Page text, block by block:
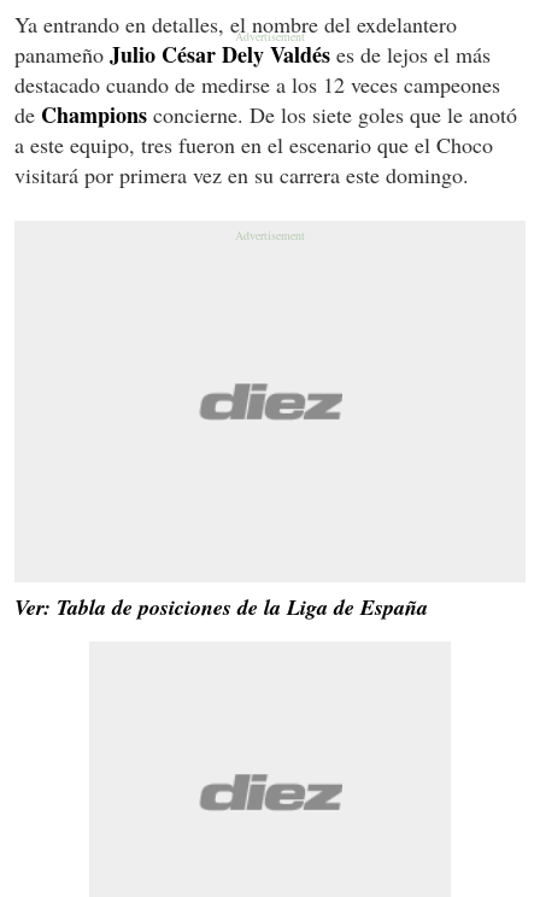
Ya entrando en detalles, el nombre del exdelantero
panameño Julio César Dely Valdés es de lejos el más
destacado cuando de medirse a los 12 veces campeones
de Champions concierne. De los siete goles que le anotó
a este equipo, tres fueron en el escenario que el Choco
visitará por primera vez en su carrera este domingo.
Ver: Tabla de posiciones de la Liga de España